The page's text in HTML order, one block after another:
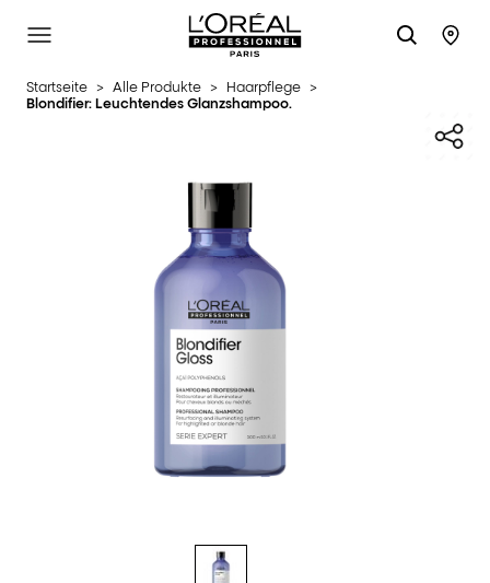
L'Oréal Professionnel Paris
SITE MENU
Startseite > Alle Produkte > Haarpflege >
Blondifier: Leuchtendes Glanzshampoo.